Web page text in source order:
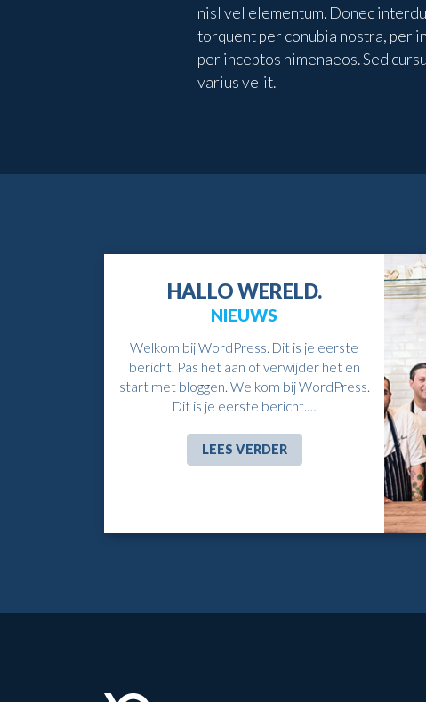
nisl vel elementum. Donec
torquent per conubia nostra, per
per inceptos himenaeos. Sed
varius velit.
HALLO WERELD.
NIEUWS
Welkom bij WordPress. Dit is je eerste
bericht. Pas het aan of verwijder het en
start met bloggen. Welkom bij WordPress.
Dit is je eerste bericht.…
LEES VERDER